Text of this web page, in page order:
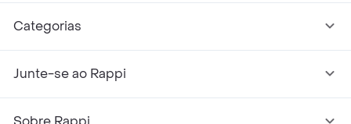
Categorias
Junte-se ao Rappi